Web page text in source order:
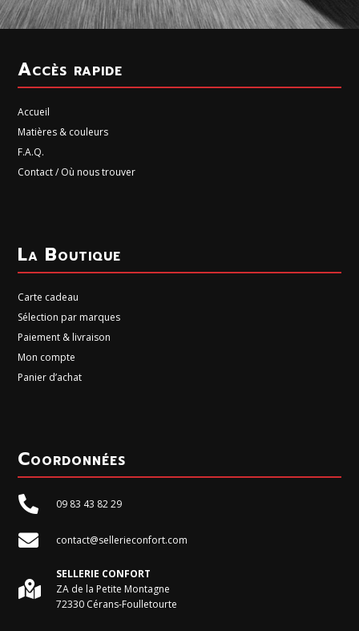
Accès rapide
Accueil
Matières & couleurs
F.A.Q.
Contact / Où nous trouver
La Boutique
Carte cadeau
Sélection par marques
Paiement & livraison
Mon compte
Panier d’achat
Coordonnées
 09 83 43 82 29
 contact@sellerieconfort.com

SELLERIE CONFORT
ZA de la Petite Montagne
72330 Cérans-Foulletourte